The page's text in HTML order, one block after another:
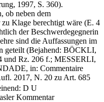
1997, S. 360).
ob neben dem
Klage berechtigt wäre (E. 4
der Beschwerdegegnerin
sind die Auffassungen im
geteilt (Bejahend: BÖCKLI,
und Rz. 206 f.; MESSERLI,
in: Commentaire
2017, N. 20 zu Art. 685
D U
Kommentar